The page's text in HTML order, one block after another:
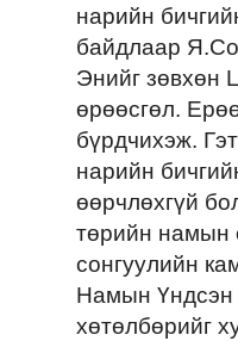
нарийн
байдлаар
Энийг зөвхөн
өрөөсгөл.
бүрдчихэж.
нарийн
өөрчлөхгүй
төрийн намын
сонгуулийн
Намын Үндсэн
хөтөлбөрийг